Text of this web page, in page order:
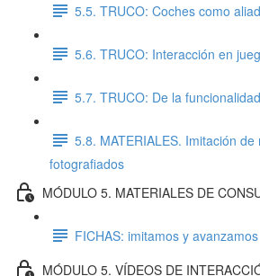
5.5. TRUCO: Coches como
5.6. TRUCO: Interacción en
5.7. TRUCO: De la
5.8. MATERIALES. Imitación
fotografiados
MÓDULO 5. MATERIALES DE
FICHAS: imitamos y avanzamos
MÓDULO 5. VÍDEOS DE